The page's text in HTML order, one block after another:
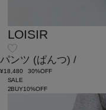
LOISIR
パンツ (ぱんつ) /
¥18,480
30%OFF
SALE
2BUY10%OFF